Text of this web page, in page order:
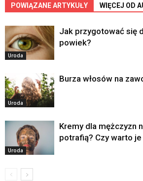
POWIĄZANE ARTYKUŁY WIĘCEJ OD
Uroda
Jak przygotować się
powiek?
Uroda
Burza włosów na
Uroda
Kremy dla mężczyzn
potrafią? Czy warto